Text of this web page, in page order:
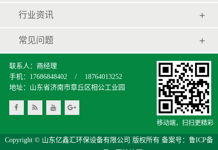
行业资讯
常见问题
联系人：商经理
手机：17686848402 / 18764013252
地址：山东省济南市章丘区相公工业园
移动端，扫扫更精彩
Copyright © 山东亿鑫汇环保设备有限公司 版权所有 备案号： 鲁ICP备